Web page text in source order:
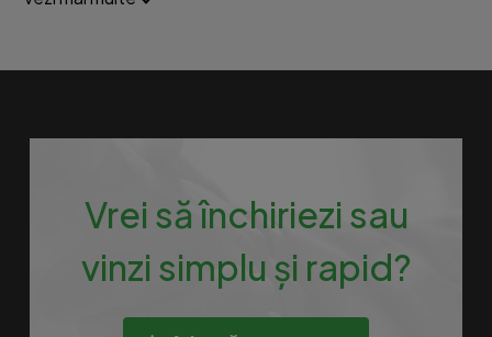
Vrei să închiriezi sau
vinzi simplu și rapid?